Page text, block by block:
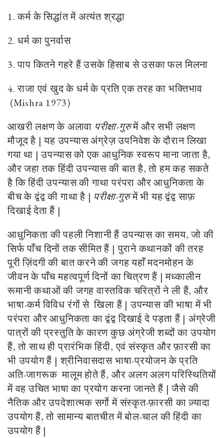
1. कर्म के सिद्धांत में अत्यंत श्रद्धा
2. धर्म का पुनर्वास
3. पाप कितने गहरे हैं उसके हिसाब से उसका फल मिलना
4. राजा एवं खुद के धर्म के प्रति एक तरह का भक्तिभाव
(Mishra 1973)
आखरी लक्षण के अलावा परीक्षा-गुरुमें और सभी लक्षण
मौजूद है | यह उपन्यास अंग्रेज़ उपनिवेश के दौरान लिखा
गया था | उपन्यास को एक आधुनिक स्वरूप माना जाता है,
और जहा तक हिंदी उपन्यास की बात है, तो हम कह सकते
है कि हिंदी उपन्यास की गाथा परंपरा और आधुनिकता के
बीच के द्वंद्व की गाथा है | परीक्षा-गुरुमें भी यह द्वंद्व साफ़
दिखाई देता हैं |
आधुनिकता की पहली निशानी हैं उपन्यास का समय, जो की
सिर्फ पाँच दिनों तक सीमित हैं | पुराने कथानकों की तरह
पूरी ज़िंदगी की बात करने की जगह यहाँ मदनमोहन के
जीवन के पाँच महत्वपूर्ण दिनों का चित्रण हैं | मध्कालीन
रूमानी कथाओं की जगह वास्तविक चरित्रों ने ली हैं, और
भाषा-कर्म विविध रंगों से खिला हैं | उपन्यास की भाषा में भी
परंपरा और आधुनिकता का द्वंद्व दिखाई दे पड़ता हैं | अंग्रेजी
पात्रों की प्रस्तुति के कारण कुछ अंग्रेजी शब्दों का उपयोग
हैं, तो साथ ही प्रारंभिक हिंदी, एवं संस्कृत और फ़ारसी का
भी उपयोग हैं | श्रीनिवासदास भाषा-प्रयोजन के प्रति
अति-जागरूक मालूम होते हैं, और अलग अलग परिस्थितियों
में वह उचित भाषा का प्रयोग करना जानते हैं | जैसे की
नैतिक और उपदेशात्मक सर्गो में संस्कृत-फ़ारसी का ज़्यादा
उपयोग हैं, तो सामान्य बातचीत में बोल-चाल की हिंदी का
उपयोग हैं |